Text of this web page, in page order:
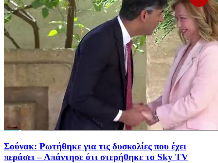
Σούνακ: Ρωτήθηκε για τις δυσκολίες που έχει
περάσει – Απάντησε ότι στερήθηκε το Sky TV